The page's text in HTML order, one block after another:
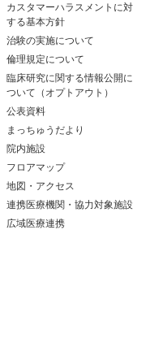
カスタマーハラスメントに対
する基本方針
治験の実施について
倫理規定について
臨床研究に関する情報公開に
ついて（オプトアウト）
公表資料
まっちゅうだより
院内施設
フロアマップ
地図・アクセス
連携医療機関・協力対象施設
広域医療連携